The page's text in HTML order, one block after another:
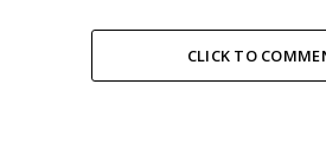
CLICK TO